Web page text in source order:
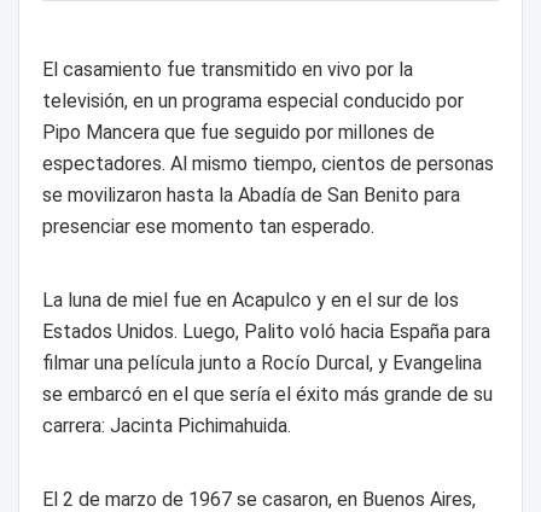
El casamiento fue transmitido en vivo por la
televisión, en un programa especial conducido por
Pipo Mancera que fue seguido por millones de
espectadores. Al mismo tiempo, cientos de personas
se movilizaron hasta la Abadía de San Benito para
presenciar ese momento tan esperado.
La luna de miel fue en Acapulco y en el sur de los
Estados Unidos. Luego, Palito voló hacia España para
filmar una película junto a Rocío Durcal, y Evangelina
se embarcó en el que sería el éxito más grande de su
carrera: Jacinta Pichimahuida.
El 2 de marzo de 1967 se casaron, en Buenos Aires,